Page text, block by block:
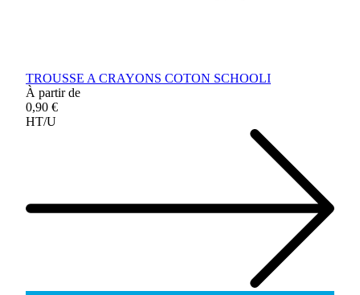
TROUSSE A CRAYONS COTON SCHOOLI
À partir de
0,90 €
HT/U